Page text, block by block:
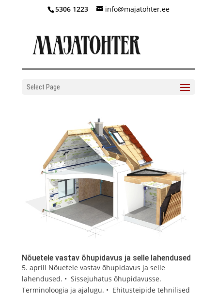
5306 1223 info@majatohter.ee
Select Page
Nõuetele vastav õhupidavus ja selle lahendused
5. aprill Nõuetele vastav õhupidavus ja selle
lahendused. • Sissejuhatus õhupidavusse.
Terminoloogia ja ajalugu. • Ehitusteipide tehnilised